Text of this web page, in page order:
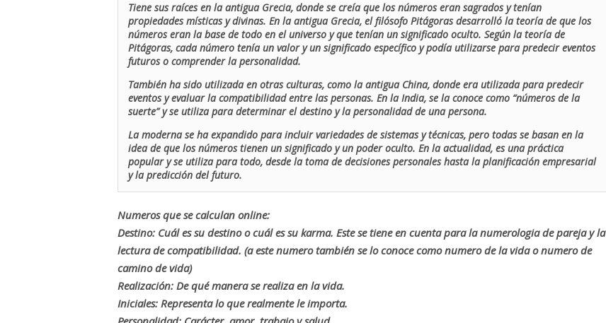
Tiene sus raíces en la antigua Grecia, donde se creía que los números eran sagrados y tenían
propiedades místicas y divinas. En la antigua Grecia, el filósofo Pitágoras desarrolló la teoría de que los
números eran la base de todo en el universo y que tenían un significado oculto. Según la teoría de
Pitágoras, cada número tenía un valor y un significado específico y podía utilizarse para predecir eventos
futuros o comprender la personalidad.
También ha sido utilizada en otras culturas, como la antigua China, donde era utilizada para predecir
eventos y evaluar la compatibilidad entre las personas. En la India, se la conoce como “números de la
suerte” y se utiliza para determinar el destino y la personalidad de una persona.
La moderna se ha expandido para incluir variedades de sistemas y técnicas, pero todas se basan en la
idea de que los números tienen un significado y un poder oculto. En la actualidad, es una práctica
popular y se utiliza para todo, desde la toma de decisiones personales hasta la planificación empresarial
y la predicción del futuro.
Numeros que se calculan online:
Destino: Cuál es su destino o cuál es su karma. Este se tiene en cuenta para la numerologia de pareja y la
lectura de compatibilidad. (a este numero también se lo conoce como numero de la vida o numero de
camino de vida)
Realización: De qué manera se realiza en la vida.
Iniciales: Representa lo que realmente le importa.